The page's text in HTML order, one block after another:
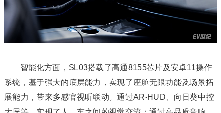
智能化方面，SL03搭载了高通8155芯片及安卓11操作
系统，基于强大的底层能力，实现了座舱无限功能及场景拓
展能力，带来多感官视听联动。通过AR-HUD、向日葵中控